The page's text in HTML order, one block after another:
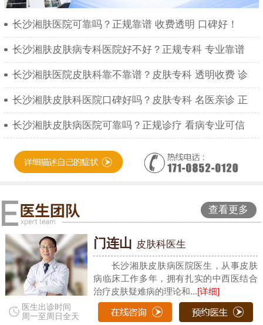
长沙湘肤医院可靠吗？正规靠谱 收费透明 口碑好！
长沙湘肤皮肤病专科医院好不好？正规专科 专业靠谱
长沙湘肤医院皮肤科靠不靠谱？皮肤专科 透明收费 诊
长沙湘肤皮肤科医院口碑好吗？皮肤专科 名医亲诊 正
长沙湘肤皮肤病医院可靠吗？正规诊疗 看病专业可信
查看更多
医生出诊时间
周一至周日全天
门连山 皮肤科医生
长沙湘肤皮肤病医院医生，从事皮肤
病临床工作多年，拥有扎实的中西医结合
治疗皮肤疑难病的理论和...[详细]